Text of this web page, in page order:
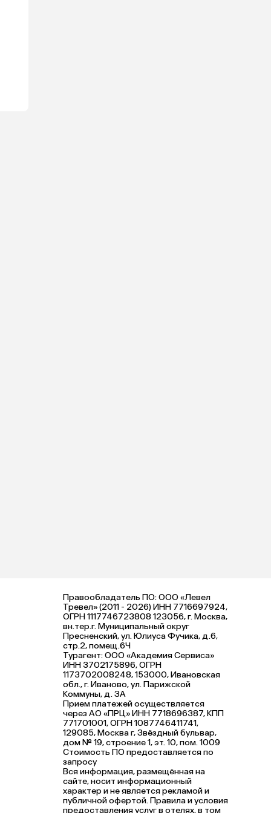
Правообладатель ПО: ООО «Левел
Тревел» (2011 - 2026) ИНН 7716697924,
ОГРН 1117746723808 123056, г. Москва,
вн.тер.г. Муниципальный округ
Пресненский, ул. Юлиуса Фучика, д.6,
стр.2, помещ.6Ч
Турагент: ООО «Академия Сервиса»
ИНН 3702175896, ОГРН
1173702008248, 153000, Ивановская
обл., г. Иваново, ул. Парижской
Коммуны, д. ЗА
Прием платежей осуществляется
через АО «ПРЦ» ИНН 7718696387, КПП
771701001, ОГРН 1087746411741,
129085, Москва г, Звёздный бульвар,
дом № 19, строение 1, эт. 10, пом. 1009
Стоимость ПО предоставляется по
запросу
Вся информация, размещённая на
сайте, носит информационный
характер и не является рекламой и
публичной офертой. Правила и условия
предоставления услуг в отелях, в том